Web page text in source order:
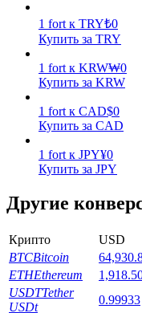
Стейкинг
Launchpool
Гибкая ставка для
1 fort к TRY₺0
Купить за TRY
1 fort к KRW₩0
Купить за KRW
1 fort к CAD$0
Купить за CAD
1 fort к JPY¥0
Купить за JPY
Другие
Крипто USD
BTCBitcoin
ETHEthereum
USDTTether
USDt
0.99933